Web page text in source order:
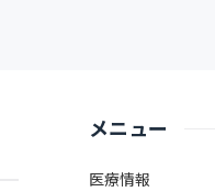
メニュー
医療情報